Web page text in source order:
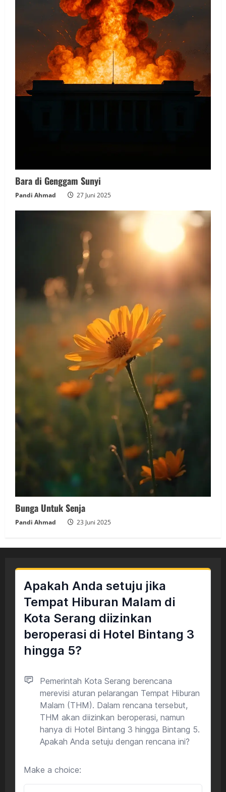
Bara di Genggam Sunyi
Pandi Ahmad 27 Juni 2025
Bunga Untuk Senja
Pandi Ahmad 23 Juni 2025